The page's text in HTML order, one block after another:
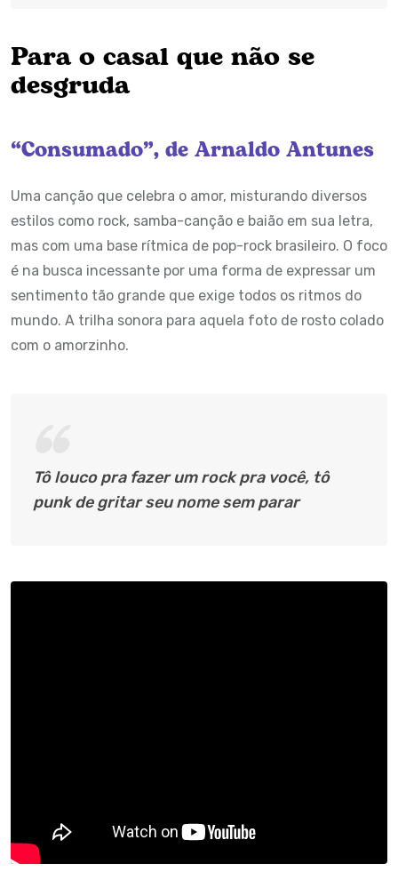
Para o casal que não se
desgruda
“Consumado”, de Arnaldo Antunes
Uma canção que celebra o amor, misturando diversos
estilos como rock, samba-canção e baião em sua letra,
mas com uma base rítmica de pop-rock brasileiro. O foco
é na busca incessante por uma forma de expressar um
sentimento tão grande que exige todos os ritmos do
mundo. A trilha sonora para aquela foto de rosto colado
com o amorzinho.
Tô louco pra fazer um rock pra você, tô
punk de gritar seu nome sem parar